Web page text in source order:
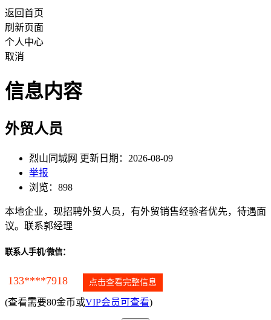
返回首页
刷新页面
个人中心
取消
信息内容
外贸人员
烈山同城网 更新日期：2026-08-09
举报
浏览：898
本地企业，现招聘外贸人员，有外贸销售经验者优先，待遇面
议。联系郭经理
联系人手机/微信：
133****7918 点击查看完整信息
(查看需要80金币或VIP会员可查看)